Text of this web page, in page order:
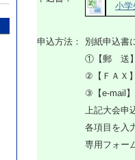
小学
申込方法：
別紙申込書
①【郵 送
②【ＦＡＸ
③【e-mail
上記大会申
各項目を入
専用フォー